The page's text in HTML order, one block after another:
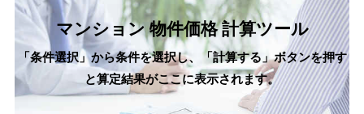
マンション 物件価格 計算ツール
「条件選択」から条件を選択し、「計算する」ボタンを押す
と算定結果がここに表示されます。